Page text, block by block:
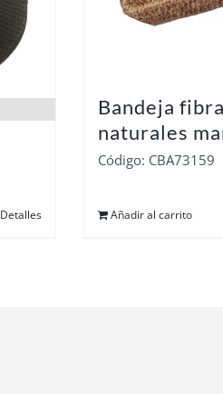
Detalles
Bandeja
naturales
Código: CBA73159
Añadir al carrito